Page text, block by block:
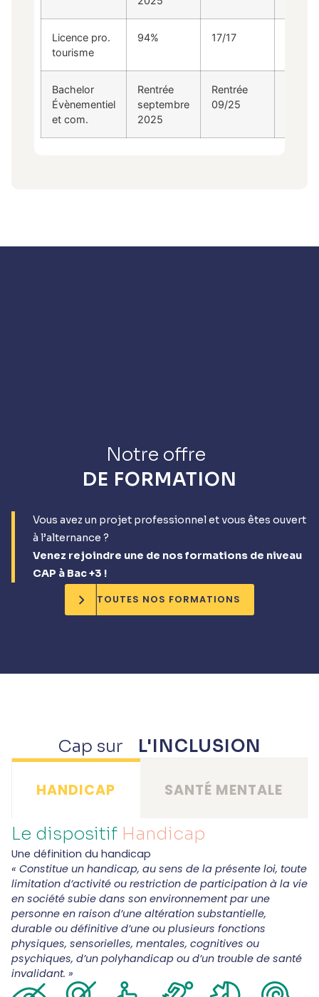
Licence pro.
tourisme
94% 17/17
Bachelor
Évènementiel
et com.
Rentrée
septembre
2025
Rentrée
09/25
Notre offre
DE FORMATION
Vous avez un projet professionnel et vous êtes ouvert
à l’alternance ?
Venez rejoindre une de nos formations de niveau
CAP à Bac +3 !
TOUTES NOS FORMATIONS
Cap sur L'INCLUSION
HANDICAP SANTÉ MENTALE
Le dispositif Handicap
Une définition du handicap
« Constitue un handicap, au sens de la présente loi, toute
limitation d’activité ou restriction de participation à la vie
en société subie dans son environnement par une
personne en raison d’une altération substantielle,
durable ou définitive d’une ou plusieurs fonctions
physiques, sensorielles, mentales, cognitives ou
psychiques, d’un polyhandicap ou d’un trouble de santé
invalidant. »